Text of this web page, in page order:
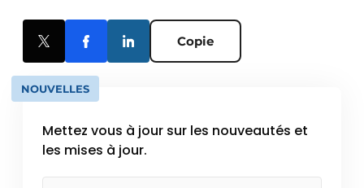
Copie
NOUVELLES
Mettez vous à jour sur les nouveautés et
les mises à jour.